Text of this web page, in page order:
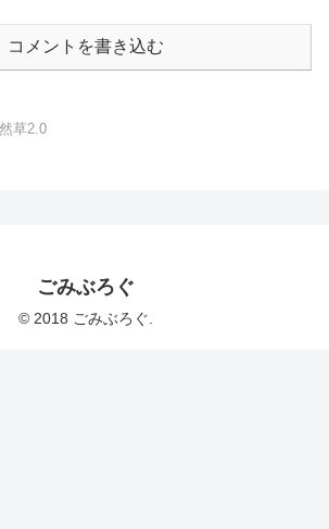
コメントを書き込む
草2.0
ごみぶろぐ
© 2018 ごみぶろぐ.